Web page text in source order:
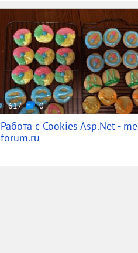
617 0
Работа с Cookies Asp.Net -
forum.ru